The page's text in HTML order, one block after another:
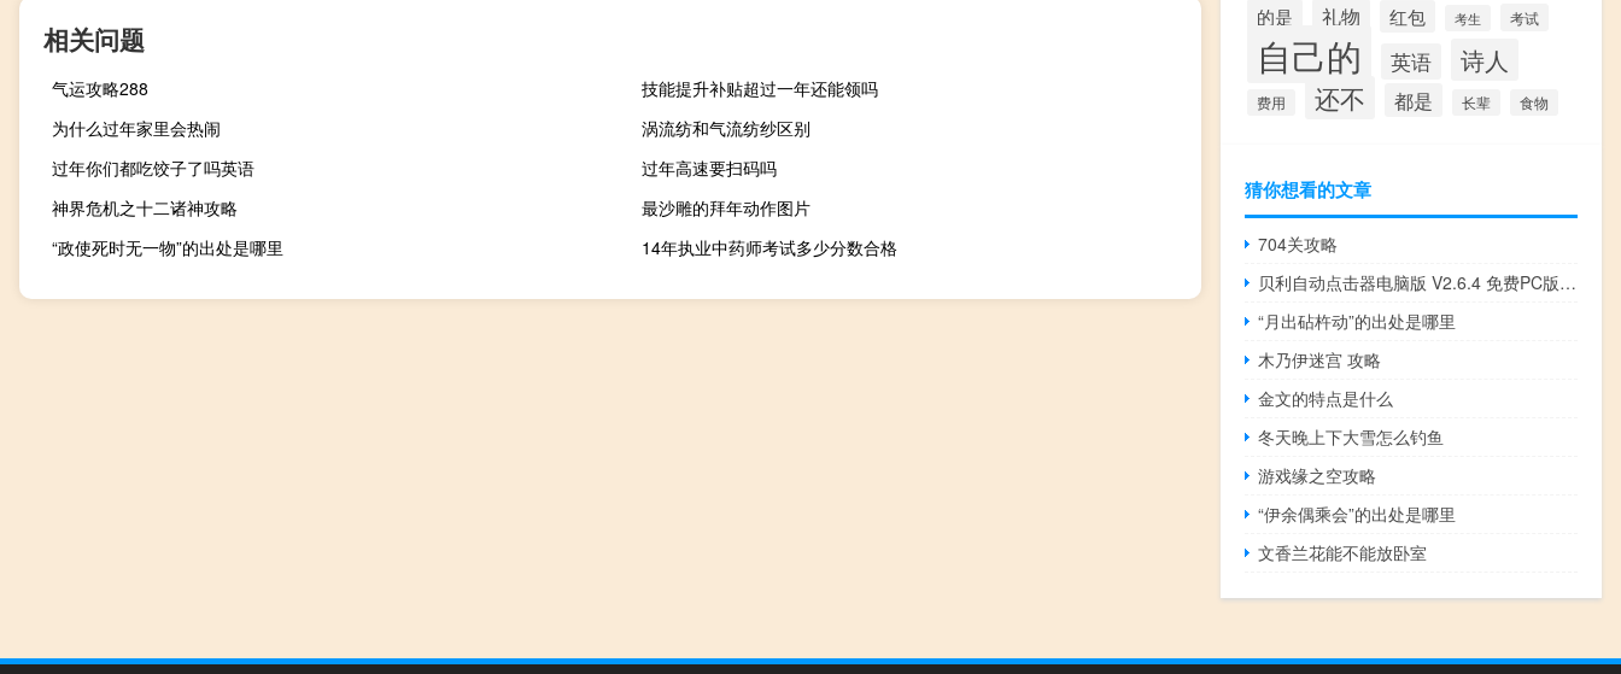
相关问题
气运攻略288
技能提升补贴超过一年还能领吗
为什么过年家里会热闹
涡流纺和气流纺纱区别
过年你们都吃饺子了吗英语
过年高速要扫码吗
神界危机之十二诸神攻略
最沙雕的拜年动作图片
“政使死时无一物”的出处是哪里
14年执业中药师考试多少分数合格
的是 礼物 红包 考生 考试
自己的 英语 诗人
费用 还不 都是 长辈 食物
猜你想看的文章
704关攻略
贝利自动点击器电脑版 V2.6.4 免费PC版（贝利自动点击器电脑版 V2.6.4 免费PC版功能简介）
“月出砧杵动”的出处是哪里
木乃伊迷宫 攻略
金文的特点是什么
冬天晚上下大雪怎么钓鱼
游戏缘之空攻略
“伊余偶乘会”的出处是哪里
文香兰花能不能放卧室